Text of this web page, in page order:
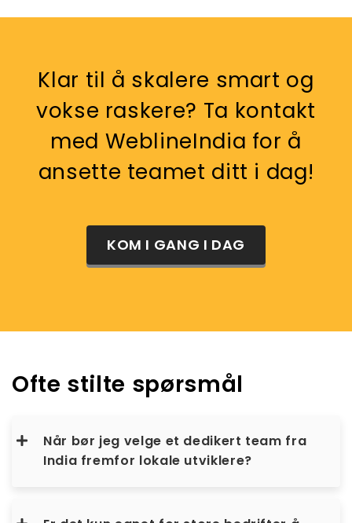
Klar til å skalere smart og
vokse raskere? Ta kontakt
med WeblineIndia for å
ansette teamet ditt i dag!
KOM I GANG I DAG
Ofte stilte spørsmål
Når bør jeg velge et dedikert team fra
India fremfor lokale utviklere?